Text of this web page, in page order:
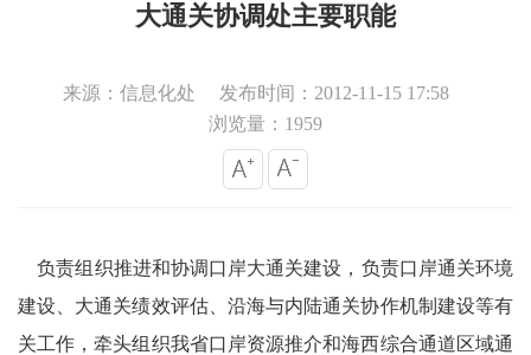
大通关协调处主要职能
来源：信息化处
发布时间：2012-11-15 17:58
浏览量：1959
负责组织推进和协调口岸大通关建设，负责口岸通关环境
建设、大通关绩效评估、沿海与内陆通关协作机制建设等有
关工作，牵头组织我省口岸资源推介和海西综合通道区域通